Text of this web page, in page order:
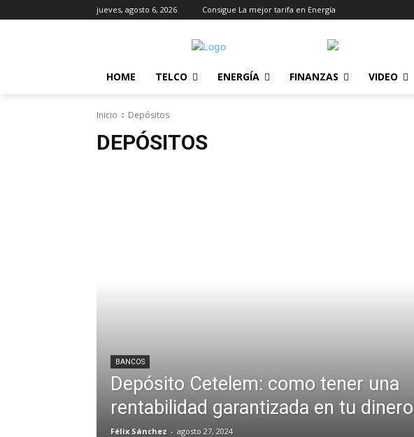
jueves, agosto 6, 2026 Consigue La mejor tarifa en Energía
HOME TELCO ENERGÍA FINANZAS VIDEO
Inicio Depósitos
DEPÓSITOS
BANCOS
Depósito Cetelem: como tener una
rentabilidad garantizada en tu dinero
Félix Sánchez - agosto 27, 2024